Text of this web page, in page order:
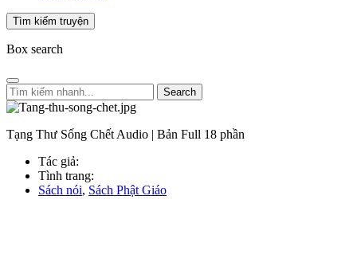
Tìm kiếm truyện
Box search
Search
Tạng Thư Sống Chết Audio | Bản Full 18 phần
Tác giả:
Tình trang:
Sách nói, Sách Phật Giáo